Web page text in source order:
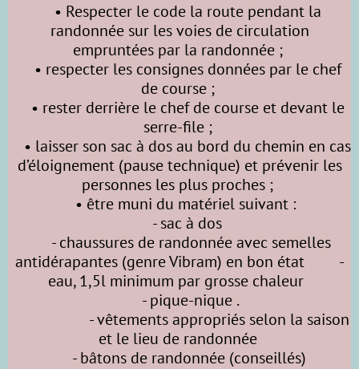
• Respecter le code la route pendant la
randonnée sur les voies de circulation
empruntées par la randonnée ;
• respecter les consignes données par le chef
de course ;
• rester derrière le chef de course et devant le
serre-file ;
• laisser son sac à dos au bord du chemin en cas
d’éloignement (pause technique) et prévenir les
personnes les plus proches ;
• être muni du matériel suivant :
- sac à dos
- chaussures de randonnée avec semelles
antidérapantes (genre Vibram) en bon état -
eau, 1,5l minimum par grosse chaleur
- pique-nique .
- vêtements appropriés selon la saison
et le lieu de randonnée
- bâtons de randonnée (conseillés)